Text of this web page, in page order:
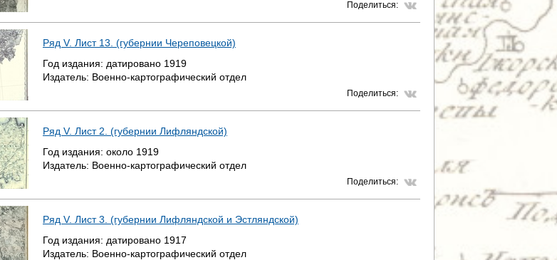
Поделиться:
Ряд V. Лист 13. (губернии Череповецкой)
Год издания: датировано 1919
Издатель: Военно-картографический отдел
Поделиться:
Ряд V. Лист 2. (губернии Лифляндской)
Год издания: около 1919
Издатель: Военно-картографический отдел
Поделиться:
Ряд V. Лист 3. (губернии Лифляндской и Эстляндской)
Год издания: датировано 1917
Издатель: Военно-картографический отдел